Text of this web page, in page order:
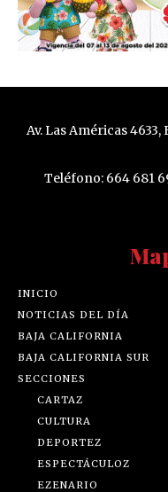
Av. Las Américas 4633,
Teléfono: 664 681
INICIO
NOTICIAS DEL DÍA
BAJA CALIFORNIA
BAJA CALIFORNIA SUR
SECCIONES
CARTAZ
CULTURA
DEPORTEZ
ESPECTÁCULOZ
EZENARIO